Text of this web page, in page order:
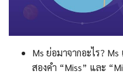
Ms ย่อมาจากอะไร?
สองคำ “Miss” และ